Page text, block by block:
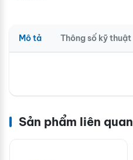
Mô tả Thông số kỹ thuật
Sản phẩm liên quan